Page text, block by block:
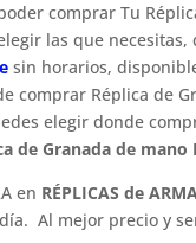
comprar Tu
las que
sin horarios,
comprar Réplica de
elegir donde
de Granada de mano
en RÉPLICAS de
Al mejor precio y